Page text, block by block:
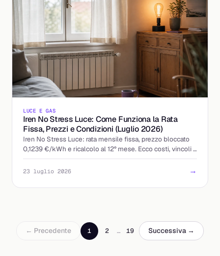
LUCE E GAS
Iren No Stress Luce: Come Funziona la Rata
Fissa, Prezzi e Condizioni (Luglio 2026)
Iren No Stress Luce: rata mensile fissa, prezzo bloccato
0,1239 €/kWh e ricalcolo al 12° mese. Ecco costi, vincoli e
a chi conviene davvero.
23 luglio 2026 →
← Precedente 1 2 … 19 Successiva →